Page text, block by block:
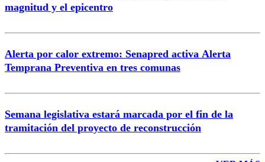
magnitud y el epicentro
Alerta por calor extremo: Senapred activa Alerta
Temprana Preventiva en tres comunas
Semana legislativa estará marcada por el fin de la
tramitación del proyecto de reconstrucción